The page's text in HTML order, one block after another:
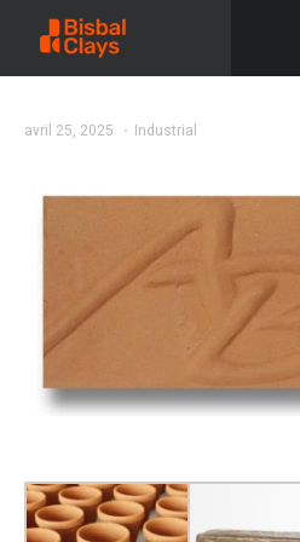
avril 25, 2025 Industrial